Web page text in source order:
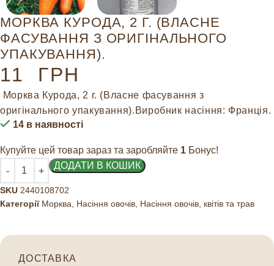
МОРКВА КУРОДА, 2 Г. (ВЛАСНЕ
ФАСУВАННЯ З ОРИГІНАЛЬНОГО
УПАКУВАННЯ).
11 ГРН
Морква Курода, 2 г. (Власне фасування з
оригінального упакування).Виробник насіння: Франція.
14 в наявності
Купуйте цей товар зараз та заробляйте 1 Бонус!
ДОДАТИ В КОШИК
SKU 2440108702
Категорії Морква, Насіння овочів, Насіння овочів, квітів та трав
ДОСТАВКА